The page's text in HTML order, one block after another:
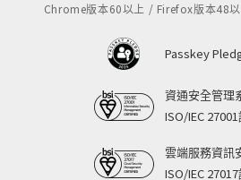
Chrome版本60以上 / Firefox版本48
Passkey
資通安全管理
ISO/IEC
雲端服務資訊
ISO/IEC